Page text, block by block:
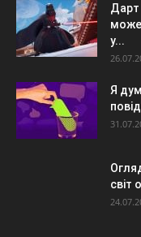
Дарт
може
у...
Я
світ